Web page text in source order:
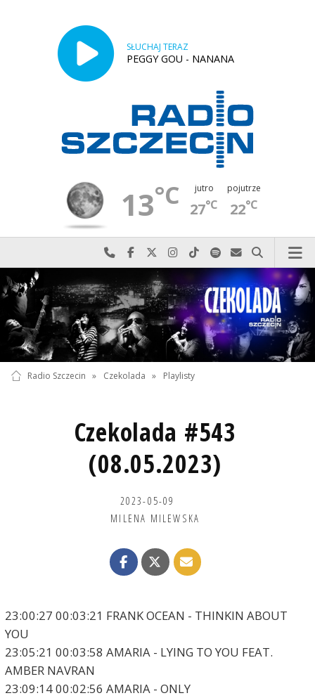
SŁUCHAJ TERAZ
PEGGY GOU - NANANA
13°C jutro
27°C
pojutrze
22°C
Najlepiej po prostu do nas zadzwoń
Odwiedź nas na Facebook-u
Odwiedź nas na X
Odwiedź nas na Instagram-ie
Odwiedź nas na TikTok-u
Szukaj nas na Spotify
Wyślij do nas
Szukaj
Radio Szczecin » Czekolada » Playlisty
Czekolada #543
(08.05.2023)
2023-05-09
MILENA MILEWSKA
23:00:27 00:03:21 FRANK OCEAN - THINKIN ABOUT
YOU
23:05:21 00:03:58 AMARIA - LYING TO YOU FEAT.
AMBER NAVRAN
23:09:14 00:02:56 AMARIA - ONLY